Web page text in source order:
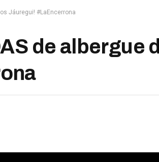
Jáuregui! #LaEncerrona
de albergue